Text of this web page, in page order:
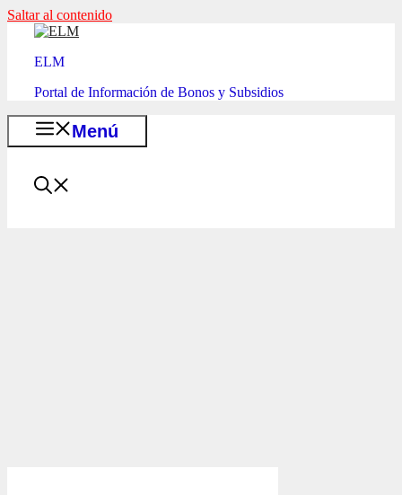
Saltar al contenido
ELM
Portal de Información de Bonos y Subsidios
Menú